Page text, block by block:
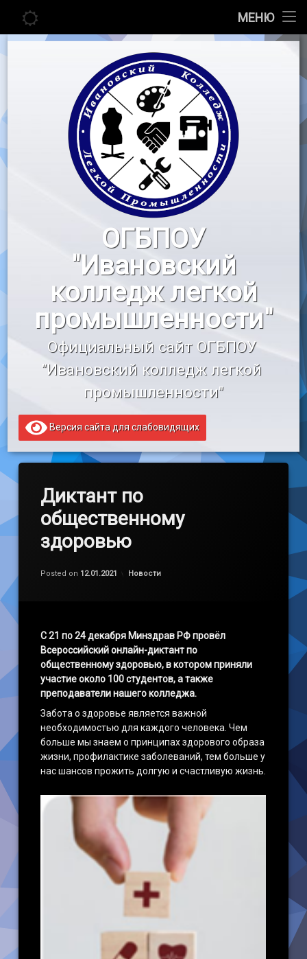
МЕНЮ
Главная
Педагогу
Воспитательная работа
«Профессионалы»
«Профессионалитет»
Образовательный кредит
Перейти
ОГБПОУ
"Ивановский
колледж легкой
промышленности"
Официальный сайт ОГБПОУ
"Ивановский колледж легкой
промышленности"
Версия сайта для слабовидящих
Диктант по
общественному
здоровью
Posted on 12.01.2021
Обновлено на
by
Категории:
Новости
С 21 по 24 декабря Минздрав РФ провёл
Всероссийский онлайн-диктант по
общественному здоровью, в котором приняли
участие около 100 студентов, а также
преподаватели нашего колледжа.
Забота о здоровье является важной
необходимостью для каждого человека. Чем
больше мы знаем о принципах здорового образа
жизни, профилактике заболеваний, тем больше у
нас шансов прожить долгую и счастливую жизнь.